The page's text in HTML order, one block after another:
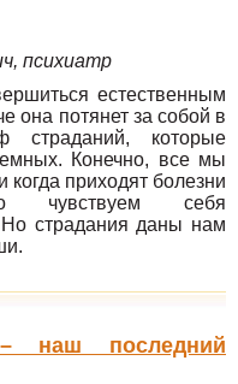
психиатр
естественным
она потянет за собой в
которые
Конечно, все мы
когда приходят болезни
себя
страдания даны нам
наш последний